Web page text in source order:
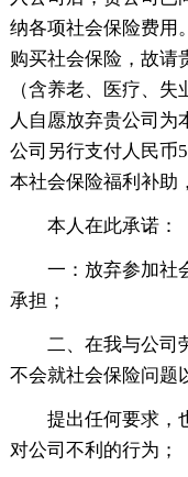
纳各项社会保险费用
购买社会保险，故请
（含养老、医疗、
人自愿放弃贵公司为
公司另行支付人民币
本社会保险福利补助
本人在此承诺：
一：放弃参加社
承担；
二、在我与公司
不会就社会保险问题
提出任何要求，
对公司不利的行为；